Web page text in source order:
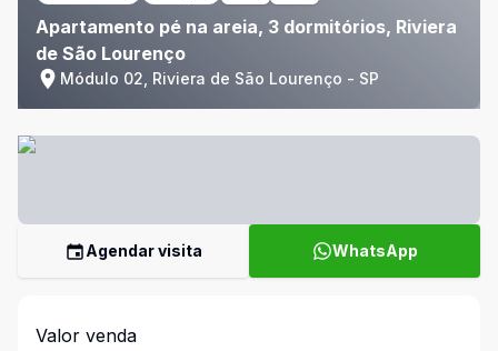
Apartamento pé na areia, 3 dormitórios, Riviera
de São Lourenço
Módulo 02, Riviera de São Lourenço - SP
Agendar visita WhatsApp
Valor venda